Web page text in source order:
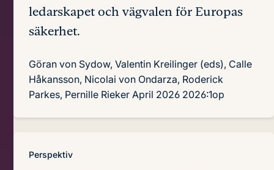
ledarskapet och vägvalen för Europas
säkerhet.
Göran von Sydow, Valentin Kreilinger (eds), Calle
Håkansson, Nicolai von Ondarza, Roderick
Parkes, Pernille Rieker April 2026 2026:1op
Perspektiv